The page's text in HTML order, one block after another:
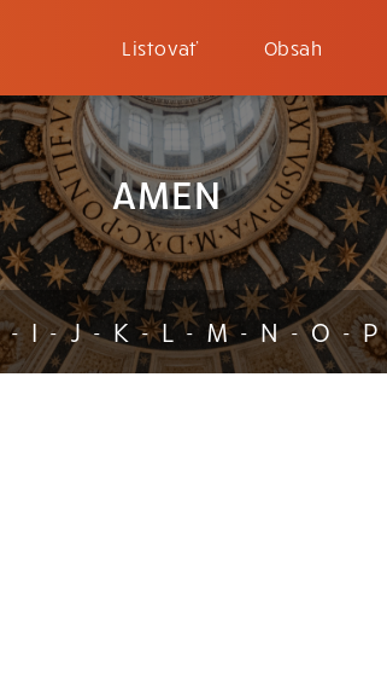
Listovať Obsah
AMEN
- I - J - K - L - M - N - O - P